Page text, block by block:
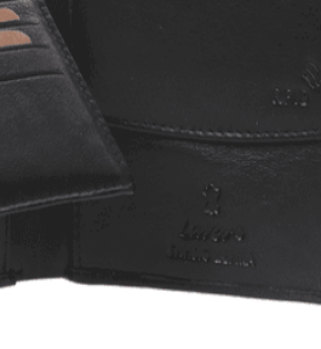
Quick View